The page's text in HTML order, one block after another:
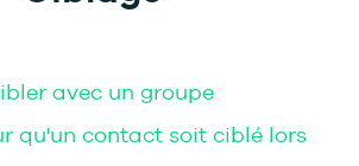
avec un groupe
qu'un contact soit ciblé lors